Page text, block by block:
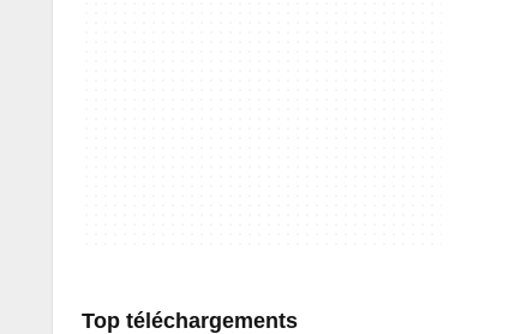
Top téléchargements